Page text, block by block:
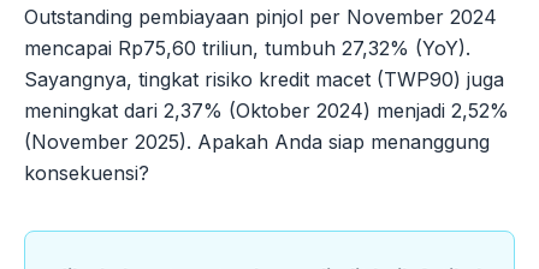
Outstanding pembiayaan pinjol per November 2024
mencapai Rp75,60 triliun, tumbuh 27,32% (YoY).
Sayangnya, tingkat risiko kredit macet (TWP90) juga
meningkat dari 2,37% (Oktober 2024) menjadi 2,52%
(November 2025). Apakah Anda siap menanggung
konsekuensi?